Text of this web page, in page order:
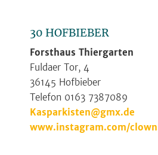
30 HOFBIEBER
Forsthaus Thiergarten
Fuldaer Tor, 4
36145 Hofbieber
Telefon 0163 7387089
Kasparkisten@gmx.de
www.instagram.com/